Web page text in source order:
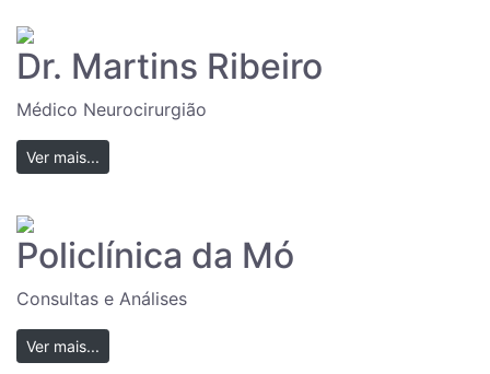
Dr. Martins Ribeiro
Médico Neurocirurgião
Ver mais...
Policlínica da Mó
Consultas e Análises
Ver mais...